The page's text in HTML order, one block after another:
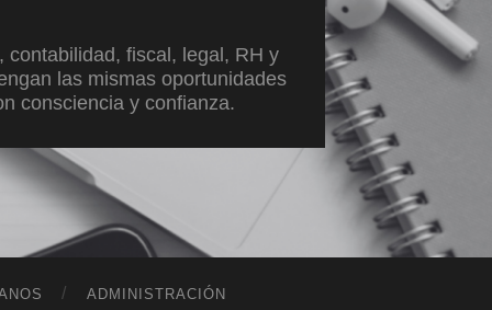
contabilidad, fiscal, legal, RH y
las mismas oportunidades
consciencia y confianza.
ADMINISTRACIÓN